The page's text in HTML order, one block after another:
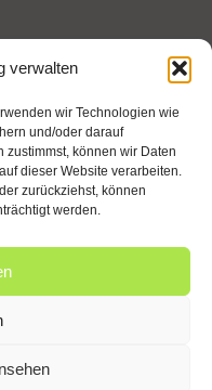
verwalten
wir Technologien wie
und/oder darauf
können wir Daten
dieser Website verarbeiten.
zurückziehst, können
werden.
bei LZP
Datenschutz
design agency